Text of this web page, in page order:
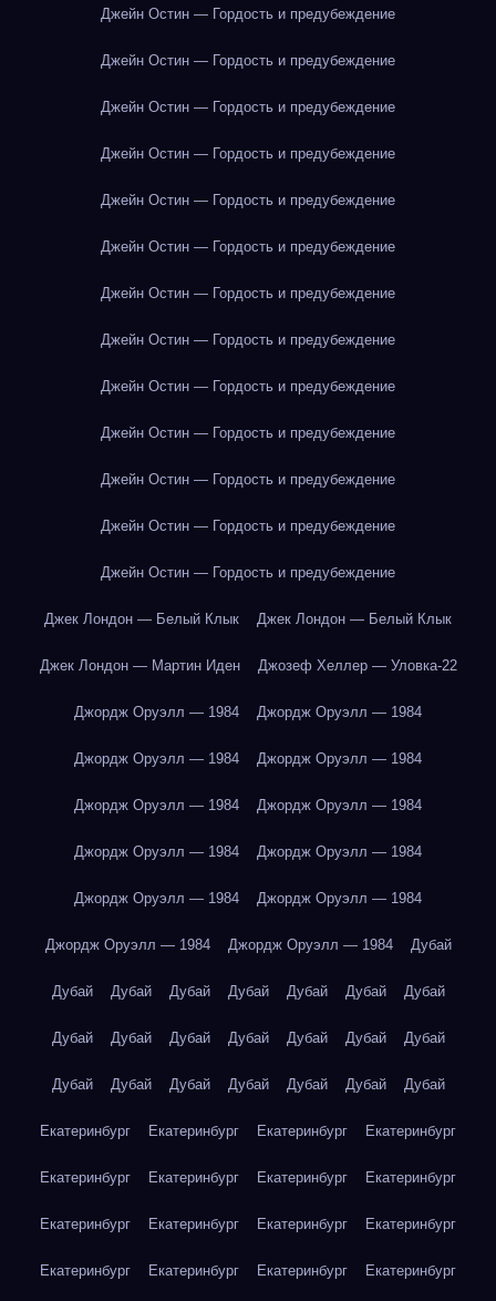
Джейн Остин — Гордость и предубеждение
Джейн Остин — Гордость и предубеждение
Джейн Остин — Гордость и предубеждение
Джейн Остин — Гордость и предубеждение
Джейн Остин — Гордость и предубеждение
Джейн Остин — Гордость и предубеждение
Джейн Остин — Гордость и предубеждение
Джейн Остин — Гордость и предубеждение
Джейн Остин — Гордость и предубеждение
Джейн Остин — Гордость и предубеждение
Джейн Остин — Гордость и предубеждение
Джейн Остин — Гордость и предубеждение
Джейн Остин — Гордость и предубеждение
Джек Лондон — Белый Клык Джек Лондон — Белый Клык
Джек Лондон — Мартин Иден Джозеф Хеллер — Уловка-22
Джордж Оруэлл — 1984 Джордж Оруэлл — 1984
Джордж Оруэлл — 1984 Джордж Оруэлл — 1984
Джордж Оруэлл — 1984 Джордж Оруэлл — 1984
Джордж Оруэлл — 1984 Джордж Оруэлл — 1984
Джордж Оруэлл — 1984 Джордж Оруэлл — 1984
Джордж Оруэлл — 1984 Джордж Оруэлл — 1984 Дубай
Дубай Дубай Дубай Дубай Дубай Дубай Дубай
Дубай Дубай Дубай Дубай Дубай Дубай Дубай
Дубай Дубай Дубай Дубай Дубай Дубай Дубай
Екатеринбург Екатеринбург Екатеринбург Екатеринбург
Екатеринбург Екатеринбург Екатеринбург Екатеринбург
Екатеринбург Екатеринбург Екатеринбург Екатеринбург
Екатеринбург Екатеринбург Екатеринбург Екатеринбург